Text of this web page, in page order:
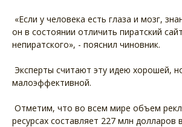
«Если у человека есть глаза и мозг,
он в состоянии отличить пиратский
непиратского», - пояснил чиновник.
Эксперты считают эту идею хорошей,
малоэффективной.
Отметим, что во всем мире объем
ресурсах составляет 227 млн долларов